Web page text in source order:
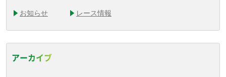
お知らせ レース情報
アーカイブ